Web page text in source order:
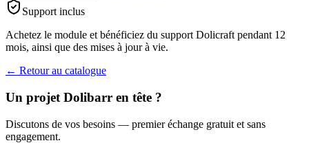
Support inclus
Achetez le module et bénéficiez du support Dolicraft pendant 12
mois, ainsi que des mises à jour à vie.
← Retour au catalogue
Un projet Dolibarr en tête ?
Discutons de vos besoins — premier échange gratuit et sans
engagement.